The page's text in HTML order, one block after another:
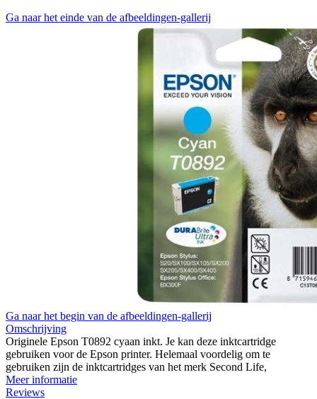
Ga naar het einde van de afbeeldingen-gallerij
Ga naar het begin van de afbeeldingen-gallerij
Omschrijving
Originele Epson T0892 cyaan inkt. Je kan deze inktcartridge
gebruiken voor de Epson printer. Helemaal voordelig om te
gebruiken zijn de inktcartridges van het merk Second Life,
Meer informatie
Reviews